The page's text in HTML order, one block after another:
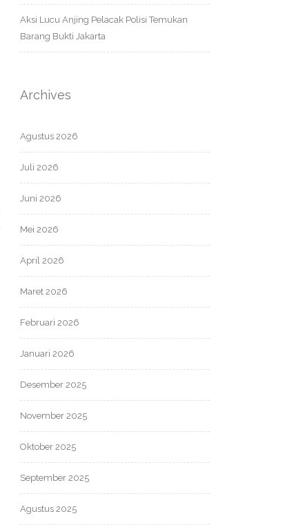
Aksi Lucu Anjing Pelacak Polisi Temukan
Barang Bukti Jakarta
Archives
Agustus 2026
Juli 2026
Juni 2026
Mei 2026
April 2026
Maret 2026
Februari 2026
Januari 2026
Desember 2025
November 2025
Oktober 2025
September 2025
Agustus 2025